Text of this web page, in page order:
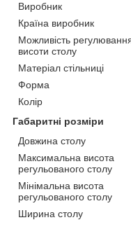
Виробник
Країна виробник
Можливість
висоти столу
Матеріал стільниці
Форма
Колір
Габаритні розміри
Довжина столу
Максимальна висота
регульованого столу
Мінімальна висота
регульованого столу
Ширина столу